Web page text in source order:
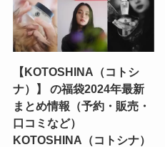
【KOTOSHINA（コトシ
ナ）】 の福袋2024年最新
まとめ情報（予約・販売・
口コミなど）
KOTOSHINA（コトシナ）